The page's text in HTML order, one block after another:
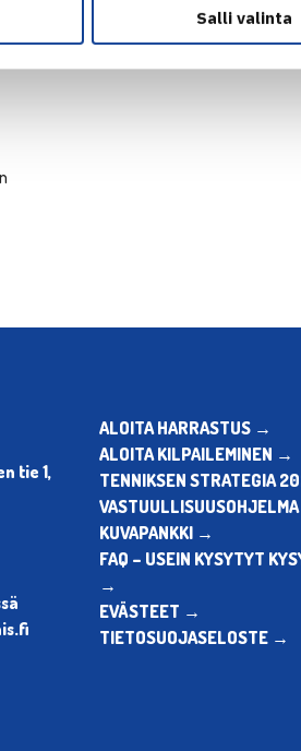
Salli valinta
tie 1,
ALOITA HARRASTUS →
ALOITA KILPAILEMINEN →
TENNIKSEN STRATEGIA
KUVAPANKKI →
FAQ – USEIN KYSYTYT
→
EVÄSTEET →
TIETOSUOJASELOSTE →